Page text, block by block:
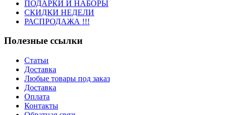
ПОДАРКИ И НАБОРЫ
СКИДКИ НЕДЕЛИ
РАСПРОДАЖА !!!
Полезные ссылки
Статьи
Доставка
Любые товары под заказ
Доставка
Оплата
Контакты